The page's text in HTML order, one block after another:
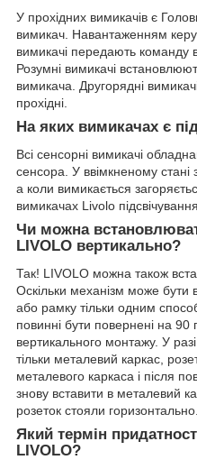
У прохідних вимикачів є
вимикач. Навантаженням
вимикачі передають команду
Розумні вимикачі
вимикача. Другорядні
прохідні.
На яких вимикачах є
Всі сенсорні вимикачі
сенсора. У ввімкненому стані
а коли вимикається
вимикачах Livolo
Чи можна
LIVOLO вертикально?
Так! LIVOLO можна також
Оскільки механізм може бути
або рамку тільки одним
повинні бути повернені на 90
вертикального монтажу. У
тільки металевий каркас,
металевого каркаса і після
знову вставити в металевий
розеток стояли горизонтально.
Який термін
LIVOLO?